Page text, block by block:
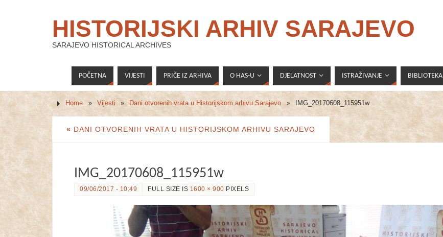
HISTORIJSKI ARHIV SARAJEVO
SARAJEVO HISTORICAL ARCHIVES
POČETNA VIJESTI PRIČE IZ ARHIVA O HAS-U DJELATNOST ISTRAŽIVANJE BIBLIOTEKA
Home » Vijesti » Dani otvorenih vrata u Historijskom arhivu Sarajevo » IMG_20170608_115951w
« DANI OTVORENIH VRATA U HISTORIJSKOM ARHIVU SARAJEVO
IMG_20170608_115951w
09/06/2017 - 10:49 FULL SIZE IS 1600 × 900 PIXELS